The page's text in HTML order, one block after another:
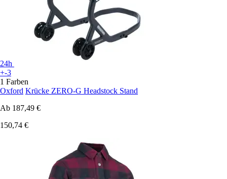
24h
+-3
1 Farben
Oxford Krücke ZERO-G Headstock Stand
Ab 187,49 €
150,74 €